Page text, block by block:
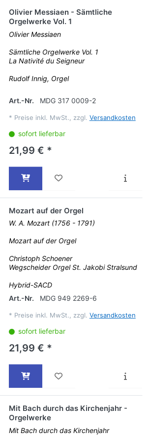
Olivier Messiaen - Sämtliche
Orgelwerke Vol. 1
Olivier Messiaen
Sämtliche Orgelwerke Vol. 1
La Nativité du Seigneur
Rudolf Innig, Orgel
Art.-Nr. MDG 317 0009-2
* Preise inkl. MwSt., zzgl. Versandkosten
sofort lieferbar
21,99 € *
Mozart auf der Orgel
W. A. Mozart (1756 - 1791)
Mozart auf der Orgel
Christoph Schoener
Wegscheider Orgel St. Jakobi Stralsund
Hybrid-SACD
Art.-Nr.
MDG 949 2269-6
* Preise inkl. MwSt., zzgl. Versandkosten
sofort lieferbar
21,99 € *
Mit Bach durch das Kirchenjahr -
Orgelwerke
Mit Bach durch das Kirchenjahr